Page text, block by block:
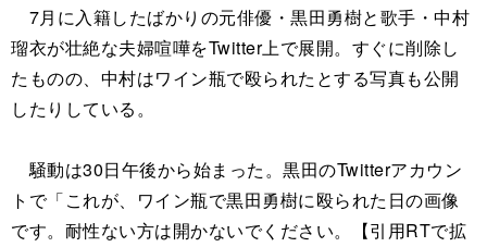
7月に入籍したばかりの元俳優・黒田勇樹と歌手・中村
瑠衣が壮絶な夫婦喧嘩をTwitter上で展開。すぐに削除し
たものの、中村はワイン瓶で殴られたとする写真も公開
したりしている。
騒動は30日午後から始まった。黒田のTwitterアカウン
トで「これが、ワイン瓶で黒田勇樹に殴られた日の画像
です。耐性ない方は開かないでください。【引用RTで拡